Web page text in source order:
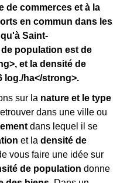
de commerces et à la
en commun dans les
Saint-
population est de
et la densité de
log./ha</strong>.
sur la nature et le type
dans une ville ou
dans lequel il se
et la densité de
vous faire une idée sur
de population donne